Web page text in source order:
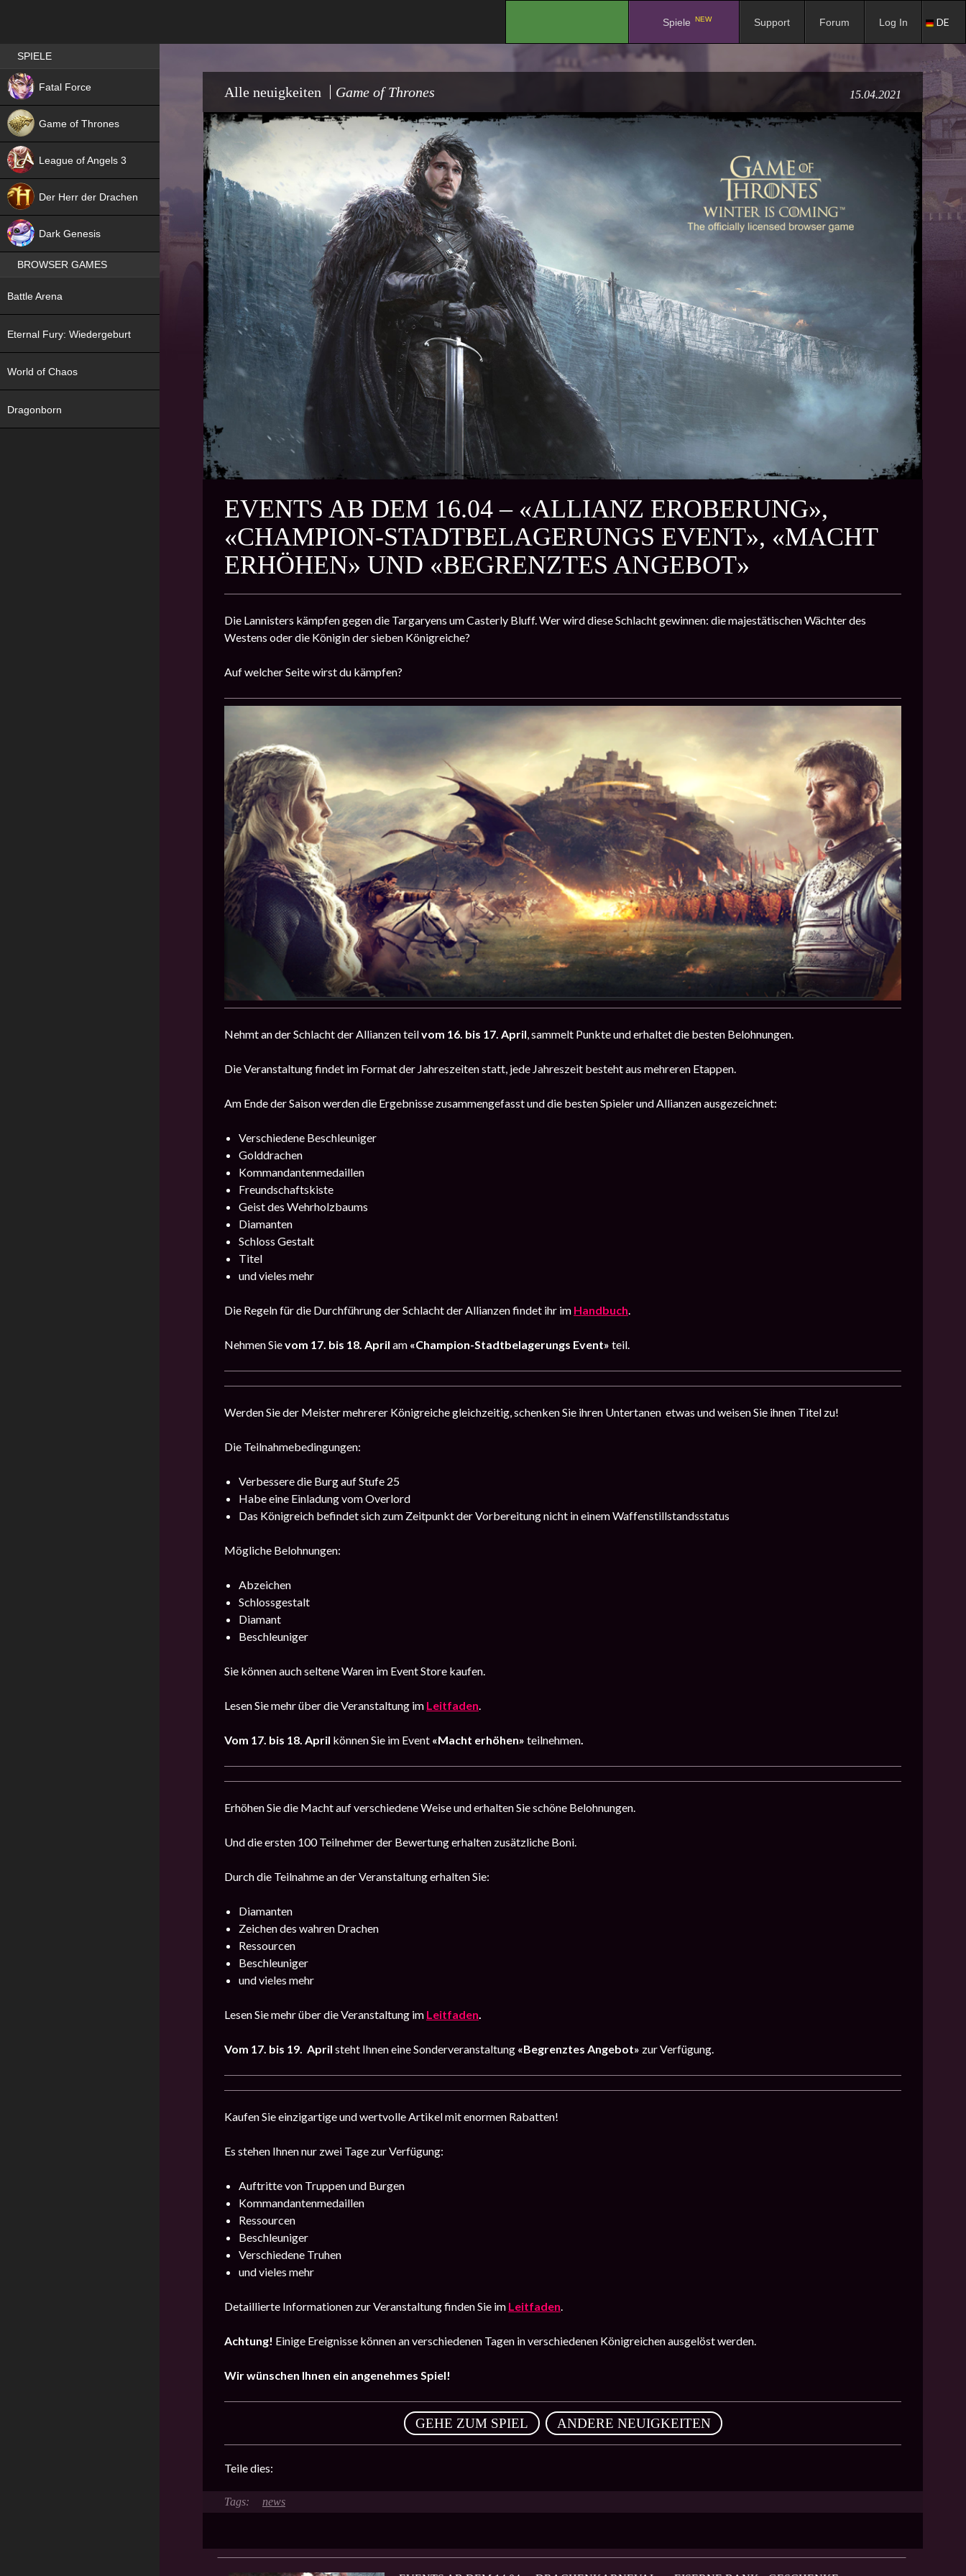
Spiele NEW Support Forum Log In DE
Alle neuigkeiten Game of Thrones 15.04.2021
EVENTS AB DEM 16.04 – «ALLIANZ EROBERUNG»,
«CHAMPION-STADTBELAGERUNGS EVENT», «MACHT
ERHÖHEN» UND «BEGRENZTES ANGEBOT»
Die Lannisters kämpfen gegen die Targaryens um Casterly Bluff. Wer wird diese Schlacht gewinnen: die majestätischen Wächter des
Westens oder die Königin der sieben Königreiche?
Auf welcher Seite wirst du kämpfen?
Nehmt an der Schlacht der Allianzen teilvom 16. bis 17. April, sammelt Punkte und erhaltet die besten Belohnungen.
Die Veranstaltung findet im Format der Jahreszeiten statt, jede Jahreszeit besteht aus mehreren Etappen.
Am Ende der Saison werden die Ergebnisse zusammengefasst und die besten Spieler und Allianzen ausgezeichnet:
Verschiedene Beschleuniger
Golddrachen
Kommandantenmedaillen
Freundschaftskiste
Geist des Wehrholzbaums
Diamanten
Schloss Gestalt
Titel
und vieles mehr
Die Regeln für die Durchführung der Schlacht der Allianzen findet ihr im Handbuch.
Nehmen Sievom 17. bis 18. April am «Champion-Stadtbelagerungs Event» teil.
Werden Sie der Meister mehrerer Königreiche gleichzeitig, schenken Sie ihren Untertanen etwas und weisen Sie ihnen Titel zu!
Die Teilnahmebedingungen:
Verbessere die Burg auf Stufe 25
Habe eine Einladung vom Overlord
Das Königreich befindet sich zum Zeitpunkt der Vorbereitung nicht in einem Waffenstillstandsstatus
Mögliche Belohnungen:
Abzeichen
Schlossgestalt
Diamant
Beschleuniger
Sie können auch seltene Waren im Event Store kaufen.
Lesen Sie mehr über die Veranstaltung im Leitfaden.
Vom 17. bis 18. April können Sie im Event «Macht erhöhen» teilnehmen.
Erhöhen Sie die Macht auf verschiedene Weise und erhalten Sie schöne Belohnungen.
Und die ersten 100 Teilnehmer der Bewertung erhalten zusätzliche Boni.
Durch die Teilnahme an der Veranstaltung erhalten Sie:
Diamanten
Zeichen des wahren Drachen
Ressourcen
Beschleuniger
und vieles mehr
Lesen Sie mehr über die Veranstaltung im Leitfaden.
Vom 17. bis 19. April steht Ihnen eine Sonderveranstaltung «Begrenztes Angebot» zur Verfügung.
Kaufen Sie einzigartige und wertvolle Artikel mit enormen Rabatten!
Es stehen Ihnen nur zwei Tage zur Verfügung:
Auftritte von Truppen und Burgen
Kommandantenmedaillen
Ressourcen
Beschleuniger
Verschiedene Truhen
und vieles mehr
Detaillierte Informationen zur Veranstaltung finden Sie im Leitfaden.
Achtung! Einige Ereignisse können an verschiedenen Tagen in verschiedenen Königreichen ausgelöst werden.
Wir wünschen Ihnen ein angenehmes Spiel!
GEHE ZUM SPIEL , ANDERE NEUIGKEITEN
Teile dies:
news
Best RPG games in Germany
SPIELE
Fatal Force
Game of Thrones
League of Angels 3
Der Herr der Drachen
Dark Genesis
BROWSER GAMES
Battle Arena
Eternal Fury: Wiedergeburt
World of Chaos
Dragonborn